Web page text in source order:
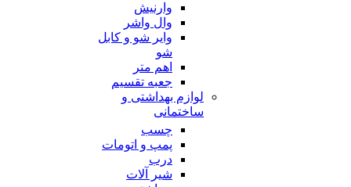
وارنیش
وال واشر
وایر شو و کابل
شو
اهم متر
جعبه تقسیم
لوازم بهداشتی و
ساختمانی
چسب
پمپ و اتومات
درب
شیر آلات